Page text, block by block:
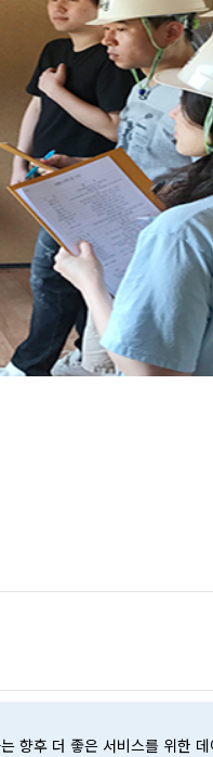
향후 더 좋은 서비스를 위한